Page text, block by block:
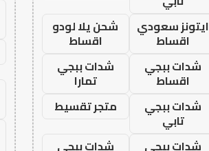
ايتونز سعودي
اقساط
شحن يلا لودو
اقساط
شدات ببجي
اقساط
شدات ببجي
تمارا
شدات ببجي
تابي
متجر تقسيط
شدات ببجي
شدات ببجي